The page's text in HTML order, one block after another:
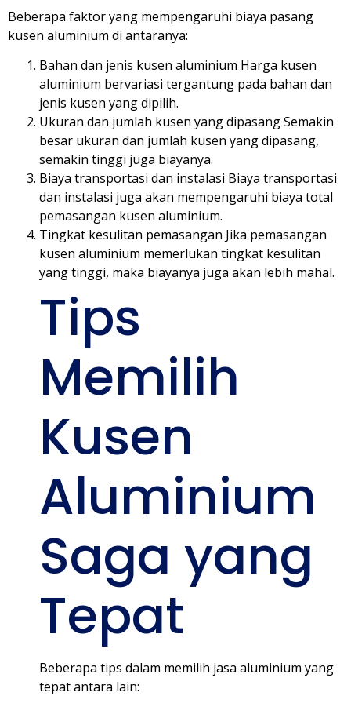
Beberapa faktor yang mempengaruhi biaya pasang
kusen aluminium di antaranya:
Bahan dan jenis kusen aluminium Harga kusen
aluminium bervariasi tergantung pada bahan dan
jenis kusen yang dipilih.
Ukuran dan jumlah kusen yang dipasang Semakin
besar ukuran dan jumlah kusen yang dipasang,
semakin tinggi juga biayanya.
Biaya transportasi dan instalasi Biaya transportasi
dan instalasi juga akan mempengaruhi biaya total
pemasangan kusen aluminium.
Tingkat kesulitan pemasangan Jika pemasangan
kusen aluminium memerlukan tingkat kesulitan
yang tinggi, maka biayanya juga akan lebih mahal.
Tips
Memilih
Kusen
Aluminium
Saga yang
Tepat
Beberapa tips dalam memilih jasa aluminium yang
tepat antara lain: